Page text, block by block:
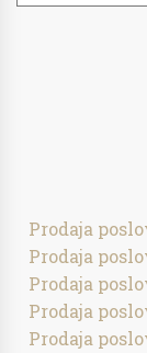
Prodaja
Prodaja
Prodaja
Prodaja
Prodaja